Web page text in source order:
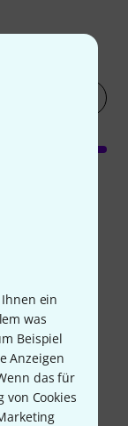
ein
was
Beispiel
Anzeigen
das für
von Cookies
was man auch
gut
gelegt habe.